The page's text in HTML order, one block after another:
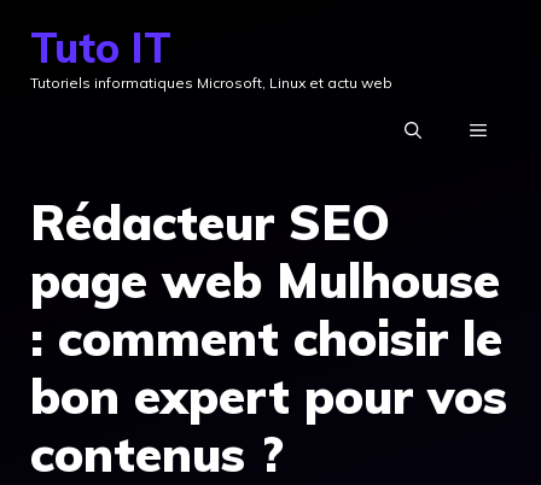
contenu
Tuto IT
Tutoriels informatiques Microsoft, Linux et actu web
MENU
Rédacteur SEO
page web Mulhouse
: comment choisir le
bon expert pour vos
contenus ?